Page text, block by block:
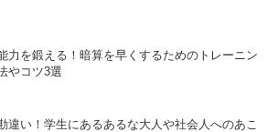
力を鍛える！暗算を早くするためのトレーニン
やコツ3選
違い！学生にあるあるな大人や社会人へのあこ